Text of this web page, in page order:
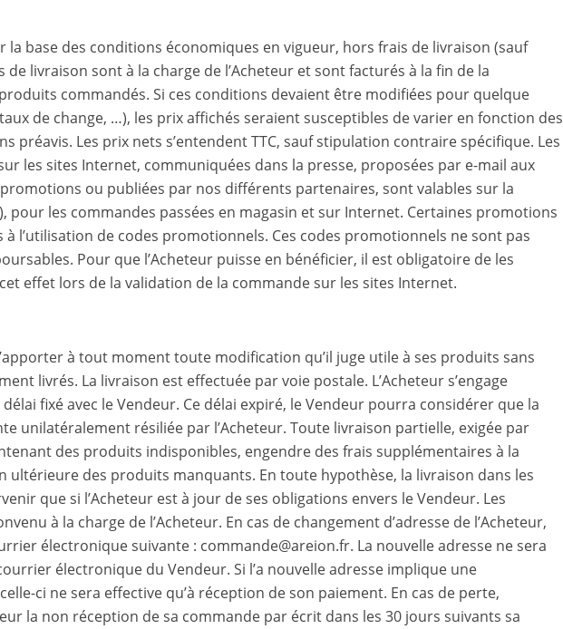
la base des conditions économiques en vigueur, hors frais de livraison (sauf
livraison sont à la charge de l’Acheteur et sont facturés à la fin de la
commandés. Si ces conditions devaient être modifiées pour quelque
de change, …), les prix affichés seraient susceptibles de varier en fonction des
préavis. Les prix nets s’entendent TTC, sauf stipulation contraire spécifique. Les
les sites Internet, communiquées dans la presse, proposées par e-mail aux
ou publiées par nos différents partenaires, sont valables sur la
pour les commandes passées en magasin et sur Internet. Certaines promotions
l’utilisation de codes promotionnels. Ces codes promotionnels ne sont pas
Pour que l’Acheteur puisse en bénéficier, il est obligatoire de les
effet lors de la validation de la commande sur les sites Internet.
à tout moment toute modification qu’il juge utile à ses produits sans
livrés. La livraison est effectuée par voie postale. L’Acheteur s’engage
fixé avec le Vendeur. Ce délai expiré, le Vendeur pourra considérer que la
unilatéralement résiliée par l’Acheteur. Toute livraison partielle, exigée par
des produits indisponibles, engendre des frais supplémentaires à la
ultérieure des produits manquants. En toute hypothèse, la livraison dans les
que si l’Acheteur est à jour de ses obligations envers le Vendeur. Les
à la charge de l’Acheteur. En cas de changement d’adresse de l’Acheteur,
électronique suivante : commande@areion.fr. La nouvelle adresse ne sera
électronique du Vendeur. Si l’a nouvelle adresse implique une
ci ne sera effective qu’à réception de son paiement. En cas de perte,
la non réception de sa commande par écrit dans les 30 jours suivants sa